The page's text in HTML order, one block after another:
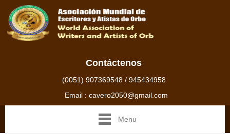
Contáctenos
(0051) 907369548 / 945434958
Email : cavero2050@gmail.com
Menu